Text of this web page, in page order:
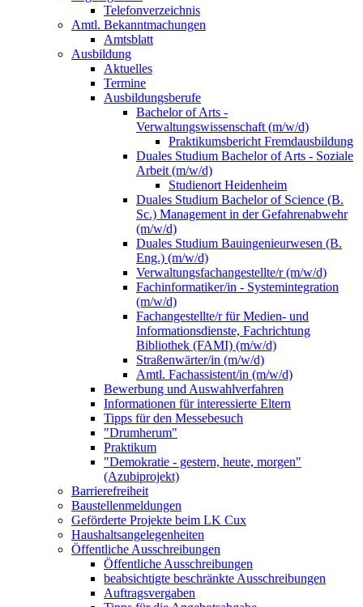
Telefonverzeichnis
Amtl. Bekanntmachungen
Amtsblatt
Ausbildung
Aktuelles
Termine
Ausbildungsberufe
Bachelor of Arts -
Verwaltungswissenschaft (m/w/d)
Praktikumsbericht Fremdausbildung
Duales Studium Bachelor of Arts - Soziale
Arbeit (m/w/d)
Studienort Heidenheim
Duales Studium Bachelor of Science (B.
Sc.) Management in der Gefahrenabwehr
(m/w/d)
Duales Studium Bauingenieurwesen (B.
Eng.) (m/w/d)
Verwaltungsfachangestellte/r (m/w/d)
Fachinformatiker/in - Systemintegration
(m/w/d)
Fachangestellte/r für Medien- und
Informationsdienste, Fachrichtung
Bibliothek (FAMI) (m/w/d)
Straßenwärter/in (m/w/d)
Amtl. Fachassistent/in (m/w/d)
Bewerbung und Auswahlverfahren
Informationen für interessierte Eltern
Tipps für den Messebesuch
"Drumherum"
Praktikum
"Demokratie - gestern, heute, morgen"
(Azubiprojekt)
Barrierefreiheit
Baustellenmeldungen
Geförderte Projekte beim LK Cux
Haushaltsangelegenheiten
Öffentliche Ausschreibungen
Öffentliche Ausschreibungen
beabsichtigte beschränkte Ausschreibungen
Auftragsvergaben